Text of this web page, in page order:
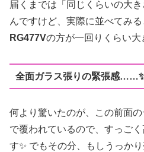
届くまでは「同じくらいの大
んですけど、実際に並べてみ
RG477Vの方が一回りくらい
全面ガラス張りの緊張感
何より驚いたのが、この前面
で覆われているので、すっご
す✨ でもその分、もしうっか